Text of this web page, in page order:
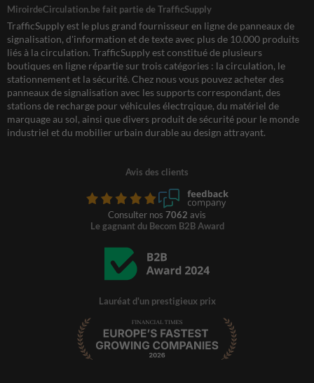
MiroirdeCirculation.be fait partie de TrafficSupply
TrafficSupply est le plus grand fournisseur en ligne de panneaux de
signalisation, d'information et de texte avec plus de 10.000 produits
liés à la circulation. TrafficSupply est constitué de plusieurs
boutiques en ligne répartie sur trois catégories : la circulation, le
stationnement et la sécurité. Chez nous vous pouvez acheter des
panneaux de signalisation avec les supports correspondant, des
stations de recharge pour véhicules électrqique, du matériel de
marquage au sol, ainsi que divers produit de sécurité pour le monde
industriel et du mobilier urbain durable au design attrayant.
Avis des clients
Consulter nos 7062 avis
Le gagnant du Becom B2B Award
Lauréat d'un prestigieux prix